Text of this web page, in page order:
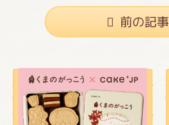
前の記事